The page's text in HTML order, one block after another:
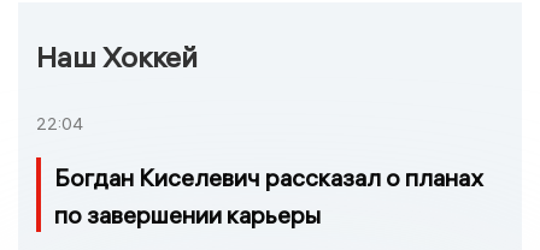
Наш Хоккей
22:04
Богдан Киселевич рассказал о планах
по завершении карьеры